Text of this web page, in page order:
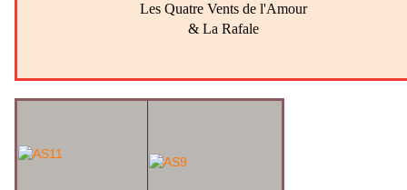
Les Quatre Vents de l'Amour
& La Rafale